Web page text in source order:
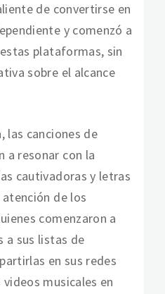
de convertirse en
y comenzó a
plataformas, sin
sobre el alcance
las canciones de
a resonar con la
cautivadoras y letras
de los
comenzaron a
a sus listas de
en sus redes
musicales en